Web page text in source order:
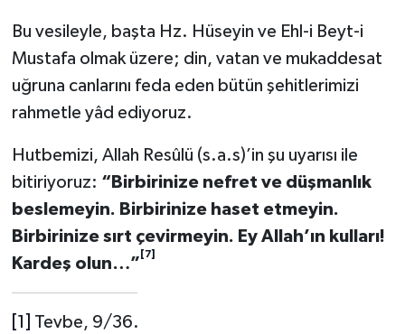
Bu vesileyle, başta Hz. Hüseyin ve Ehl-i Beyt-i
Mustafa olmak üzere; din, vatan ve mukaddesat
uğruna canlarını feda eden bütün şehitlerimizi
rahmetle yâd ediyoruz.
Hutbemizi, Allah Resûlü (s.a.s)’in şu uyarısı ile
bitiriyoruz: “ Birbirinize nefret ve düşmanlık
beslemeyin. Birbirinize haset etmeyin.
Birbirinize sırt çevirmeyin. Ey Allah’ın kulları!
Kardeş olun…”
[7]
[1] Tevbe, 9/36.
Kırşehir Müftülüğü
Kocaeli Müftülüğü
Konya Müftülüğü
Kütahya Müftülüğü
Malatya Müftülüğü
Manisa Müftülüğü